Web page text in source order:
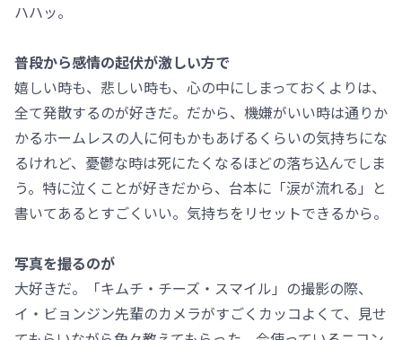
ハハッ。
普段から感情の起伏が激しい方で
嬉しい時も、悲しい時も、心の中にしまっておくよりは、
全て発散するのが好きだ。だから、機嫌がいい時は通りか
かるホームレスの人に何もかもあげるくらいの気持ちにな
るけれど、憂鬱な時は死にたくなるほどの落ち込んでしま
う。特に泣くことが好きだから、台本に「涙が流れる」と
書いてあるとすごくいい。気持ちをリセットできるから。
写真を撮るのが
大好きだ。「キムチ・チーズ・スマイル」の撮影の際、
イ・ビョンジン先輩のカメラがすごくカッコよくて、見せ